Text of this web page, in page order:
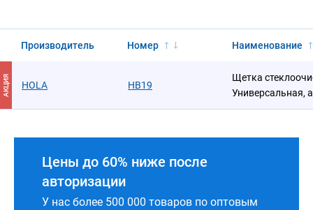
Производитель Номер Наименование
АКЦИЯ HOLA HB19
Щетка
Универсальная,
Цены до 60% ниже после
авторизации
У нас более 500 000 товаров по оптовым